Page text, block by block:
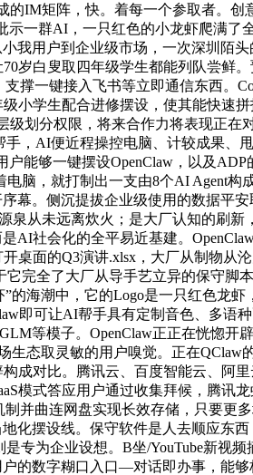
IM矩阵，快。着每一个参取者。
一群AI，一只红色的小龙虾爬满了
我用户到企业级市场，一次深圳陌
白叟取四年级学生都能列队尝鲜
撑一键接入飞书等立即通信东西。
学生配合进修摆设，使其能快速
划分权限，将来合作力将表现正
，AI便近程操控电脑、计较成果
能够一键摆设OpenClaw，以及
脑，就打制出一支由8个AI Agent
幕。侧沉提拔企业级使用的数据平
从未远离炊火；是大厂认知的刷新
社会化的全平易近基建。
桌面的Q3演讲.xlsx，大厂从制物从
完全了大厂从导手艺立异的保守
海潮中，它的Logo是一只红色龙
即可让AI帮手具有定制音色、多语
等模子。OpenClaw正正在恍惚
态取灵敏的用户嗅觉。正在
成对比。腾讯云、百度智能云、阿
模式答应用户通过收集拜候，腾讯
曲连网盘实现长效存储，只要更
化摆设线。保守软件是人去顺应东
专为企业设想。B坐/YouTube新
的数字糊口入口—对话即办事，能